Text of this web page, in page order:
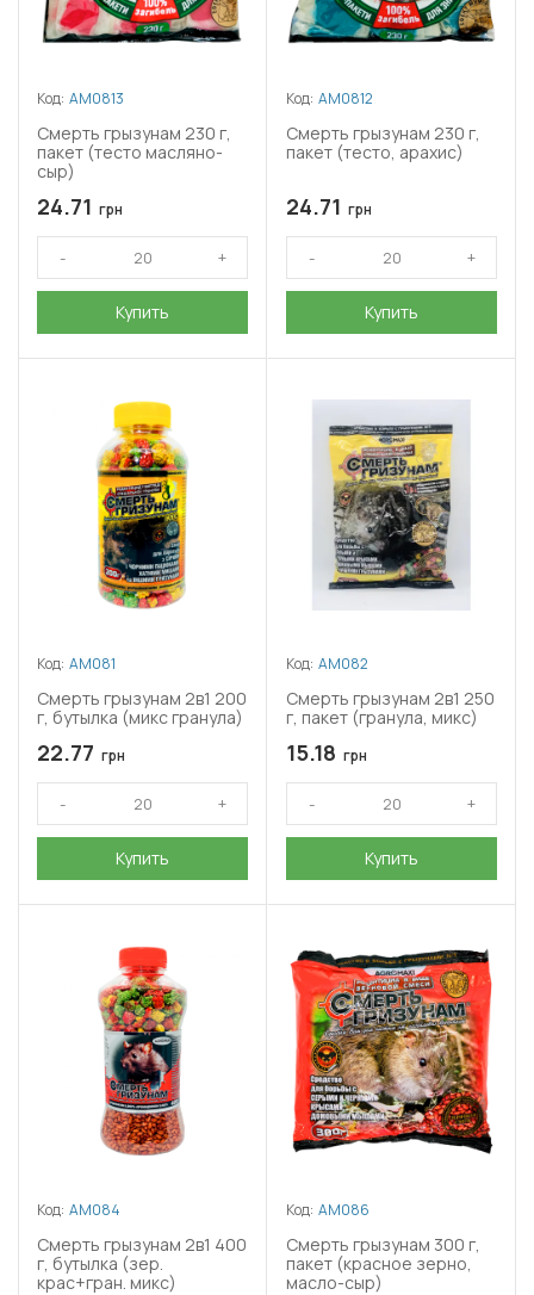
Код: АМ0813
Смерть грызунам 230 г,
пакет (тесто масляно-
сыр)
24.71 грн
Купить
Код: АМ0812
Смерть грызунам 230 г,
пакет (тесто, арахис)
24.71 грн
Купить
Код: АМ081
Смерть грызунам 2в1 200
г, бутылка (микс гранула)
22.77 грн
Купить
Код: АМ082
Смерть грызунам 2в1 250
г, пакет (гранула, микс)
15.18 грн
Купить
Код: АМ084
Смерть грызунам 2в1 400
г, бутылка (зер.
крас+гран. микс)
Код: АМ086
Смерть грызунам 300 г,
пакет (красное зерно,
масло-сыр)